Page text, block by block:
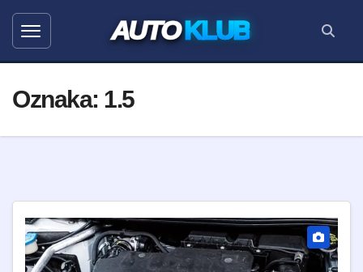
AUTOKLUB
Oznaka: 1.5